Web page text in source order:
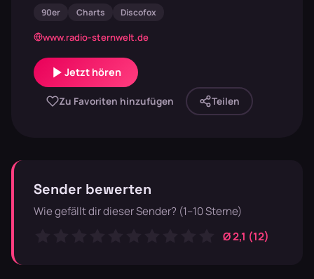
90er Charts Discofox
www.radio-sternwelt.de
Jetzt hören
Zu Favoriten hinzufügen Teilen
Sender bewerten
Wie gefällt dir dieser Sender? (1–10 Sterne)
Ø 2,1 (12)